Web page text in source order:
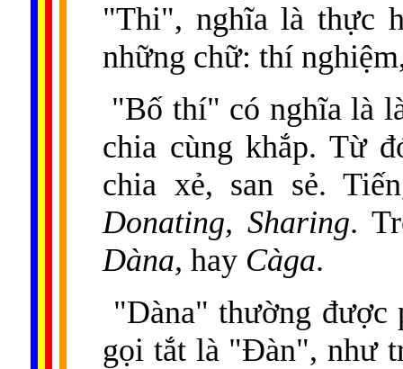
"Thi", nghĩa là thực
những chữ: thí
"Bố thí" có nghĩa là
chia cùng khắp. Từ
chia xẻ, san sẻ.
Donating, Sharing.
Dàna, hay Càga.
"Dàna" thường
gọi tắt là "Đàn", như